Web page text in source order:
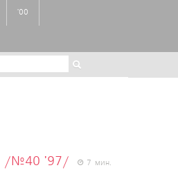
'00
/№40 '97/ 7 мин.